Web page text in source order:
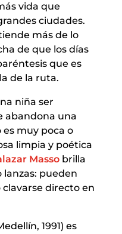
vida que
ciudades.
más de lo
de que los días
que es
de la ruta.
niña ser
abandona una
muy poca o
limpia y poética
Massobrilla
lanzas: pueden
clavarse directo en
1991) es